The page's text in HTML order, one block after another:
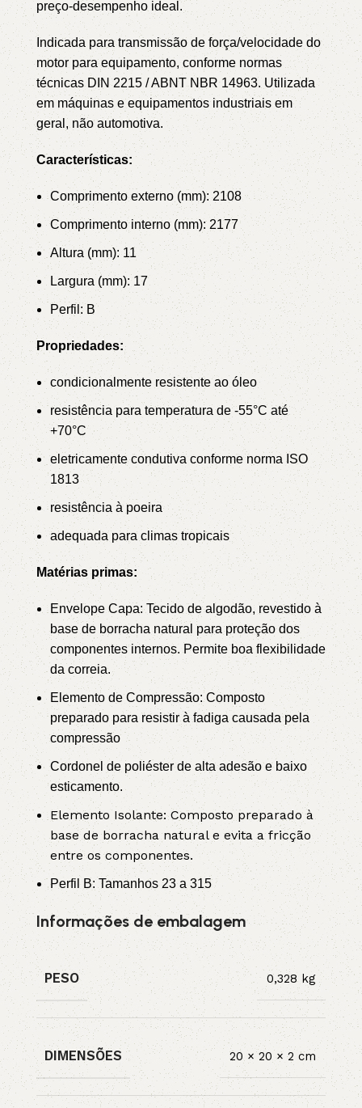
preço-desempenho ideal.
Indicada para transmissão de força/velocidade do
motor para equipamento, conforme normas
técnicas DIN 2215 / ABNT NBR 14963. Utilizada
em máquinas e equipamentos industriais em
geral, não automotiva.
Características:
Comprimento externo (mm): 2108
Comprimento interno (mm): 2177
Altura (mm): 11
Largura (mm): 17
Perfil: B
Propriedades:
condicionalmente resistente ao óleo
resistência para temperatura de -55°C até
+70°C
eletricamente condutiva conforme norma ISO
1813
resistência à poeira
adequada para climas tropicais
Matérias primas:
Envelope Capa: Tecido de algodão, revestido à
base de borracha natural para proteção dos
componentes internos. Permite boa flexibilidade
da correia.
Elemento de Compressão: Composto
preparado para resistir à fadiga causada pela
compressão
Cordonel de poliéster de alta adesão e baixo
esticamento.
Elemento Isolante: Composto preparado à
base de borracha natural e evita a fricção
entre os componentes.
Perfil B: Tamanhos 23 a 315
Informações de embalagem
PESO 0,328 kg
DIMENSÕES 20 × 20 × 2 cm